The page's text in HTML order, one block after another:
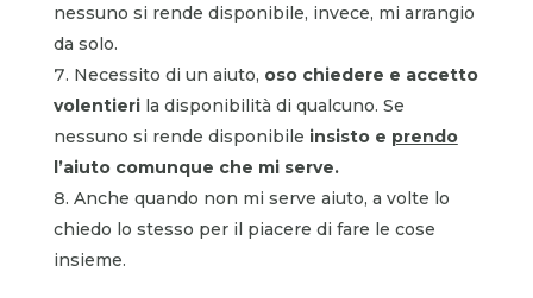
nessuno si rende disponibile, invece, mi arrangio
da solo.
Necessito di un aiuto, oso chiedere e accetto
volentieri la disponibilità di qualcuno. Se
nessuno si rende disponibile insisto e prendo
l’aiuto comunque che mi serve.
Anche quando non mi serve aiuto, a volte lo
chiedo lo stesso per il piacere di fare le cose
insieme.